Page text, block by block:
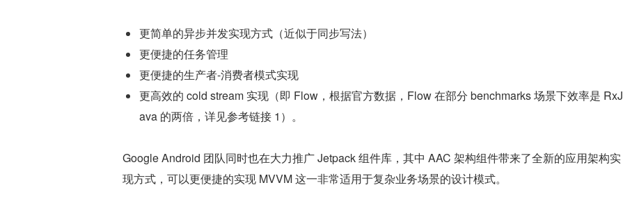
更简单的异步并发实现方式（近似于同步写法）
更便捷的任务管理
更便捷的生产者-消费者模式实现
更高效的 cold stream 实现（即 Flow，根据官方数据，Flow 在部分 benchmarks 场景下效率是 RxJ
ava 的两倍，详见参考链接 1）。
Google Android 团队同时也在大力推广 Jetpack 组件库，其中 AAC 架构组件带来了全新的应用架构实
现方式，可以更便捷的实现 MVVM 这一非常适用于复杂业务场景的设计模式。